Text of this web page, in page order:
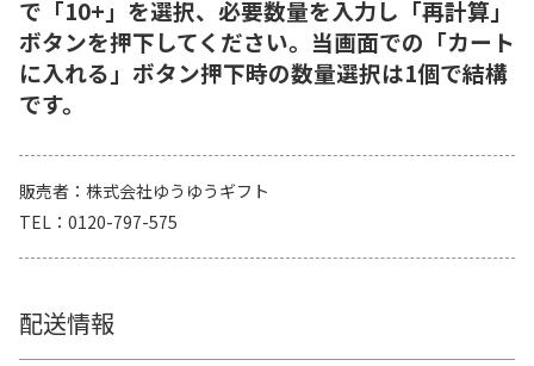
で「10+」を選択、必要数量を入力し「再計算」
ボタンを押下してください。当画面での「カート
に入れる」ボタン押下時の数量選択は1個で結構
です。
販売者
株式会社ゆうゆうギフト
TEL
0120-797-575
配送情報